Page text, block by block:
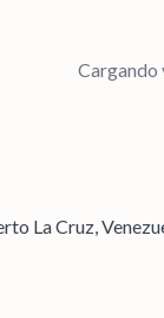
Cargando
La Cruz,